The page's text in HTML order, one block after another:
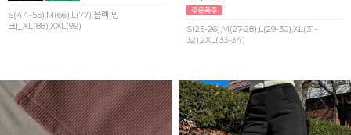
S(44-55),M(66),L(77),블랙[밍
크]_XL(88),XXL(99)
S(25-26),M(27-28),L(29-30),XL(31-
32),2XL(33-34)